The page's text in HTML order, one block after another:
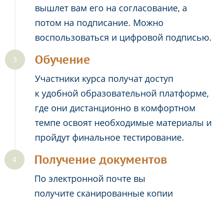
вышлет вам его на согласование, а
потом на подписание. Можно
воспользоваться и цифровой подписью.
Обучение
Участники курса получат доступ
к удобной образовательной платформе,
где они дистанционно в комфортном
темпе освоят необходимые материалы и
пройдут финальное тестирование.
Получение документов
По электронной почте вы
получите сканированные копии